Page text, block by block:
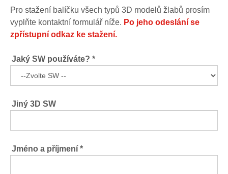
Pro stažení balíčku všech typů 3D modelů žlabů prosím
vyplňte kontaktní formulář níže. Po jeho odeslání se
zpřístupní odkaz ke stažení.
Jaký SW používáte? *
Jiný 3D SW
Jméno a příjmení *